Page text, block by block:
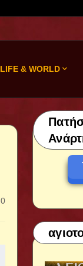
LIFE & WORLD
0